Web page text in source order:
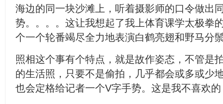
海边的同一块沙滩上，听着摄影师的口令做出
势。。。。这让我想起了我上体育课学太极拳
个一个轮番竭尽全力地表演白鹤亮翅和野马分
照相这个事有个特点，就是故作姿态，不管是
的生活照，只要不是偷拍，几乎都会或多或少
也会定格给记者一个V字手势。这是我不喜欢